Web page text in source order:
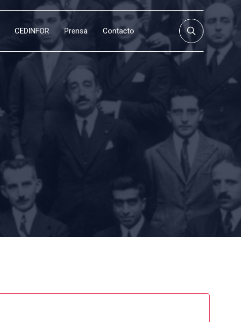
CEDINFOR Prensa Contacto